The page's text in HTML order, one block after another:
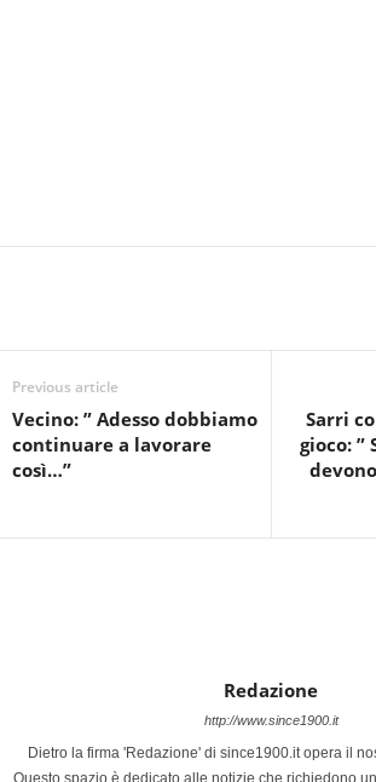
Previous article
Vecino: ” Adesso dobbiamo
continuare a lavorare
così…”
Sarri
gioco: ”
Redazione
http://www.since1900.it
Dietro la firma 'Redazione' di since1900.it opera il
Questo spazio è dedicato alle notizie che richiedono